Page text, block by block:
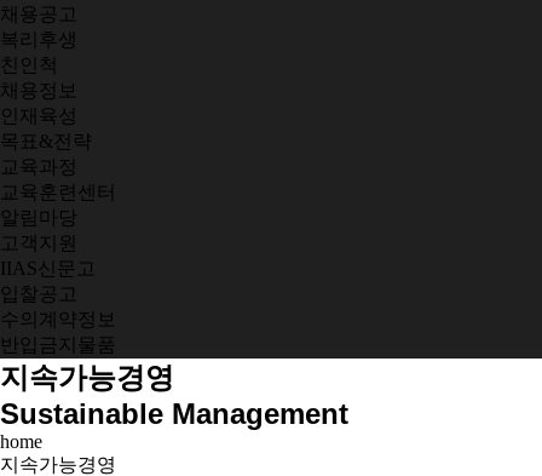
채용공고
복리후생
친인척
채용정보
인재육성
목표&전략
교육과정
교육훈련센터
알림마당
고객지원
IIAS신문고
입찰공고
수의계약정보
반입금지물품
지속가능경영
Sustainable Management
home
지속가능경영